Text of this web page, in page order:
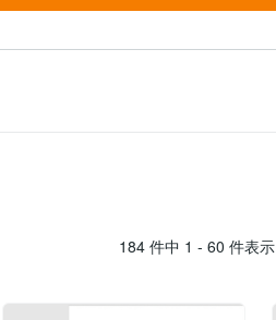
184 件中 1 - 60 件表示